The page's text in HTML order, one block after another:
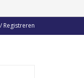
Registreren